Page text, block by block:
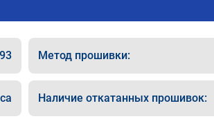
Метод прошивки:
Наличие откатанных прошивок: